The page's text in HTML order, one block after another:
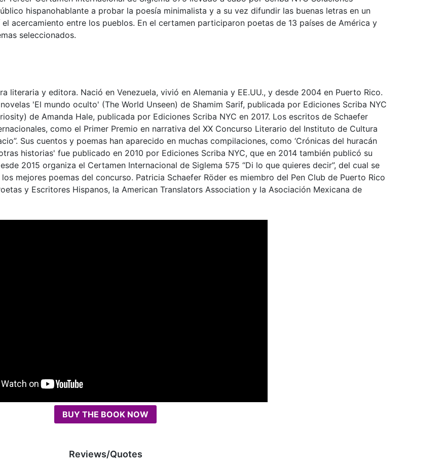
hispanohablante a probar la poesía minimalista y a su vez difundir las buenas letras en un
acercamiento entre los pueblos. En el certamen participaron poetas de 13 países de América y
seleccionados.
literaria y editora. Nació en Venezuela, vivió en Alemania y EE.UU., y desde 2004 en Puerto Rico.
'El mundo oculto' (The World Unseen) de Shamim Sarif, publicada por Ediciones Scriba NYC
de Amanda Hale, publicada por Ediciones Scriba NYC en 2017. Los escritos de Schaefer
como el Primer Premio en narrativa del XX Concurso Literario del Instituto de Cultura
Sus cuentos y poemas han aparecido en muchas compilaciones, como ‘Crónicas del huracán
historias' fue publicado en 2010 por Ediciones Scriba NYC, que en 2014 también publicó su
2015 organiza el Certamen Internacional de Siglema 575 “Di lo que quieres decir”, del cual se
mejores poemas del concurso. Patricia Schaefer Röder es miembro del Pen Club de Puerto Rico
y Escritores Hispanos, la American Translators Association y la Asociación Mexicana de
BUY THE BOOK NOW
Reviews/Quotes